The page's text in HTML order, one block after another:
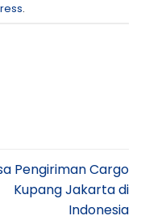
.
Pengiriman Cargo
Kupang Jakarta di
Indonesia